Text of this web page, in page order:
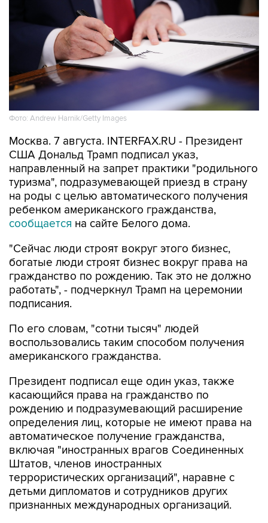
Фото: Andrew Harnik/Getty Images
Москва. 7 августа. INTERFAX.RU - Президент
США Дональд Трамп подписал указ,
направленный на запрет практики "родильного
туризма", подразумевающей приезд в страну
на роды с целью автоматического получения
ребенком американского гражданства,
сообщается на сайте Белого дома.
"Сейчас люди строят вокруг этого бизнес,
богатые люди строят бизнес вокруг права на
гражданство по рождению. Так это не должно
работать", - подчеркнул Трамп на церемонии
подписания.
По его словам, "сотни тысяч" людей
воспользовались таким способом получения
американского гражданства.
Президент подписал еще один указ, также
касающийся права на гражданство по
рождению и подразумевающий расширение
определения лиц, которые не имеют права на
автоматическое получение гражданства,
включая "иностранных врагов Соединенных
Штатов, членов иностранных
террористических организаций", наравне с
детьми дипломатов и сотрудников других
признанных международных организаций.